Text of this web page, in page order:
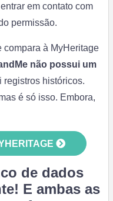
em contato com
permissão.
compara à MyHeritage
não possui um
históricos.
é só isso. Embora,
de dados
E ambas as